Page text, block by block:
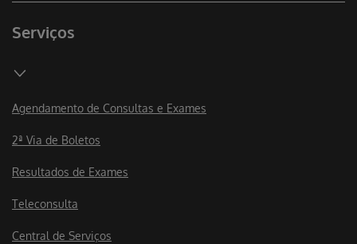
Serviços
Agendamento de Consultas e Exames
2ª Via de Boletos
Resultados de Exames
Teleconsulta
Central de Serviços